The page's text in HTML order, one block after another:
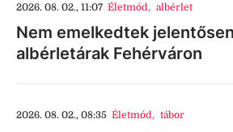
2026. 08. 02., 11:07 Életmód, albérlet
Nem emelkedtek
albérletárak Fehérváron
2026. 08. 02., 08:35 Életmód, tábor